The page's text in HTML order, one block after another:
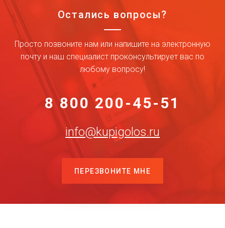
Остались вопросы?
Просто позвоните нам или напишите на электронную
почту и наш специалист проконсультирует вас по
любому вопросу!
8 800 200-45-51
info@kupigolos.ru
ПЕРЕЗВОНИТЕ МНЕ